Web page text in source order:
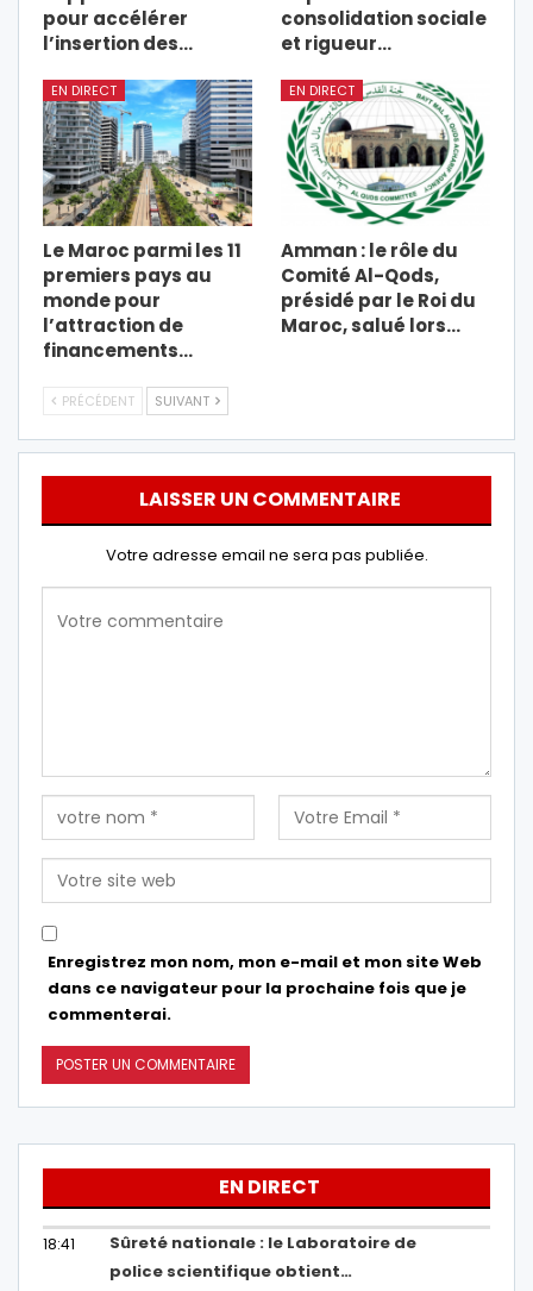
pour accélérer
l’insertion des…
consolidation sociale
et rigueur…
EN DIRECT
Le Maroc parmi les 11
premiers pays au
monde pour
l’attraction de
financements…
EN DIRECT
Amman : le rôle du
Comité Al-Qods,
présidé par le Roi du
Maroc, salué lors…
PRÉCÉDENT SUIVANT
LAISSER UN COMMENTAIRE
Votre adresse email ne sera pas publiée.
Enregistrez mon nom, mon e-mail et mon site Web
dans ce navigateur pour la prochaine fois que je
commenterai.
EN DIRECT
18:41
Sûreté nationale : le Laboratoire de
police scientifique obtient…